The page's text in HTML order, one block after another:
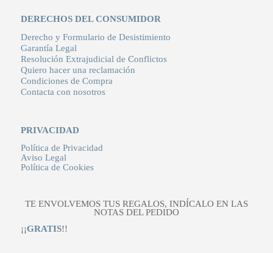
DERECHOS DEL CONSUMIDOR
Derecho y Formulario de Desistimiento
Garantía Legal
Resolución Extrajudicial de Conflictos
Quiero hacer una reclamación
Condiciones de Compra
Contacta con nosotros
PRIVACIDAD
Política de Privacidad
Aviso Legal
Política de Cookies
TE ENVOLVEMOS TUS REGALOS, INDÍCALO EN LAS
NOTAS DEL PEDIDO
¡¡GRATIS!!